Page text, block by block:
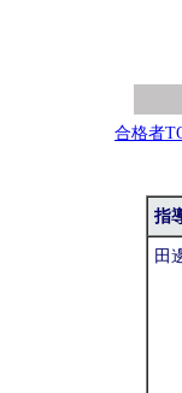
合格者
指
田